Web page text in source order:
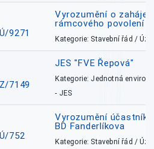
9271
Vyrozumění o
rámcového povolení
Kategorie: Stavební řád /
7149
JES "FVE Řepová"
Kategorie: Jednotná
- JES
752
Vyrozumění
BD Fanderlíkova
Kategorie: Stavební řád /